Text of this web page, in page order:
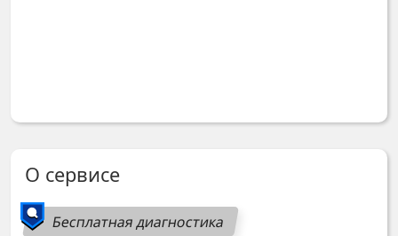
О сервисе
Бесплатная диагностика